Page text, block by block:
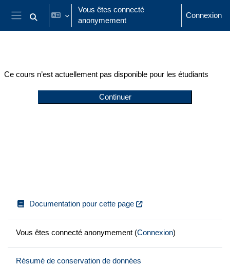
Passer au contenu principal
Panneau latéral
Activer/désactiver la saisie de recherche
Vous êtes connecté
anonymement
Connexion
Ce cours n’est actuellement pas disponible pour les étudiants
Continuer
Documentation pour cette page
Vous êtes connecté anonymement (Connexion)
Résumé de conservation de données